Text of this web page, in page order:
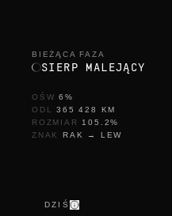
BIEŻĄCA FAZA
SIERP MALEJĄCY
OŚW 6%
ODL
365 428
KM
ROZMIAR
105.2%
ZNAK
RAK → LEW
DZIŚ